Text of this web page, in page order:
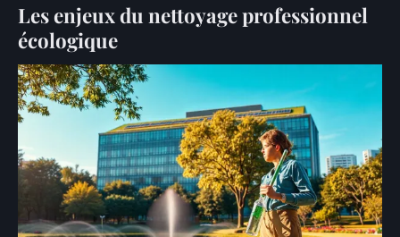
Les enjeux du nettoyage professionnel
écologique